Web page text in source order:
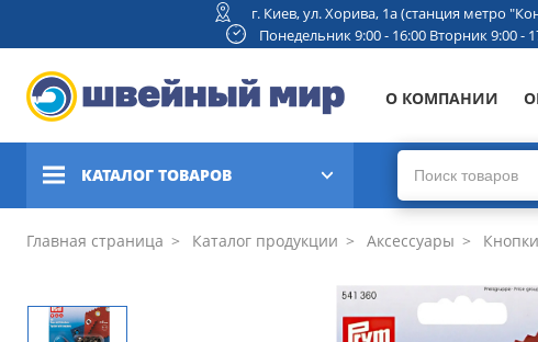
г. Киев, ул. Хорива, 1а (станция метро
Понедельник 9:00 - 16:00 Вторник 9:00 -
О КОМПАНИИ
КАТАЛОГ ТОВАРОВ
Швейные машины
вышивальные машины
Главная страница Каталог продукции Аксессуары